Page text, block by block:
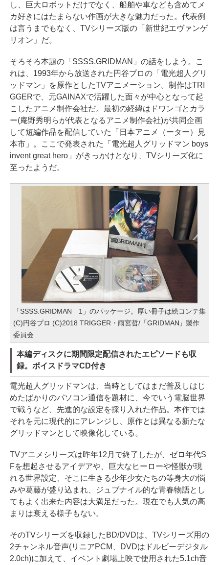
し、巨大ロボットだけでなく、船舶や車なども含めてメ
カ好きにはたまらない作画が大きな魅力だった。代表例
は言うまでもなく、TVシリーズ版の「新世紀エヴァンゲ
リオン」だ。
そろそろ本題の「SSSS.GRIDMAN」の話をしよう。こ
れは、1993年から放送された円谷プロの「電光超人グリ
ッドマン」を原作としたTVアニメーション。制作はTRI
GGERで、元GAINAXで活躍した面々が中心となって起
こしたアニメ制作会社だ。最初の経緯はドワンゴとカラ
ー(庵野秀明らが代表となるアニメ制作会社)が共同企画
して短編作品を配信していた「日本アニメ（ーター）見
本市」。ここで発表された「電光超人グリッドマン boys
invent great hero」がきっかけとなり、TVシリーズ化に
至ったようだ。
「SSSS.GRIDMAN 1」のパッケージ。厚い冊子は絵コンテ集
(C)円谷プロ (C)2018 TRIGGER・雨宮哲/「GRIDMAN」製作
委員会
本編ディスクに期間限定配信されたエピソードも収
録。ボイスドラマCD付き
電光超人グリッドマンは、当時としてはまだ普及しはじ
めたばかりのパソコン通信を題材に、今でいう電脳世界
で戦うなど、先進的な設定を採り入れた作品。本作では
それを元に現代的にアレンジし、原作とは異なる新たな
グリッドマンとして映像化している。
TVアニメシリーズは昨年12月で終了したが、ゼロ年代S
Fを想起させるアイデアや、巨大なヒーローや怪獣が現
れる世界設定、そこに生きる少年少女たちの等身大の悩
みや葛藤が盛り込まれ、ジュブナイル的な青春物語とし
てもよく出来た内容は大満足だった。現在でも人気の高
まりは衰える様子もない。
そのTVシリーズを収録したBD/DVDは、TVシリーズ用の
2チャンネル音声(リニアPCM、DVDはドルビーデジタル
2.0ch)に加えて、イベント劇場上映で使用された5.1ch音